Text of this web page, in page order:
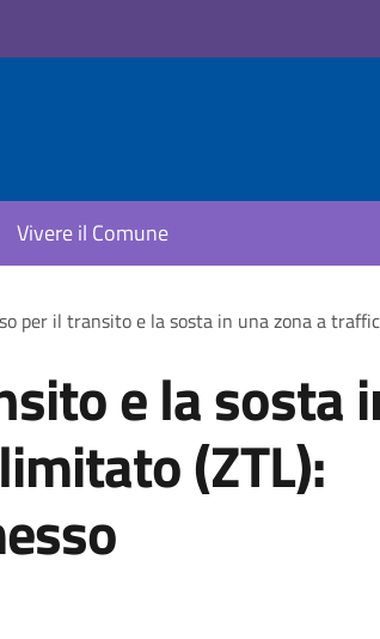
Vivere il Comune
per il transito e la sosta in una zona a
e la sosta
(ZTL):